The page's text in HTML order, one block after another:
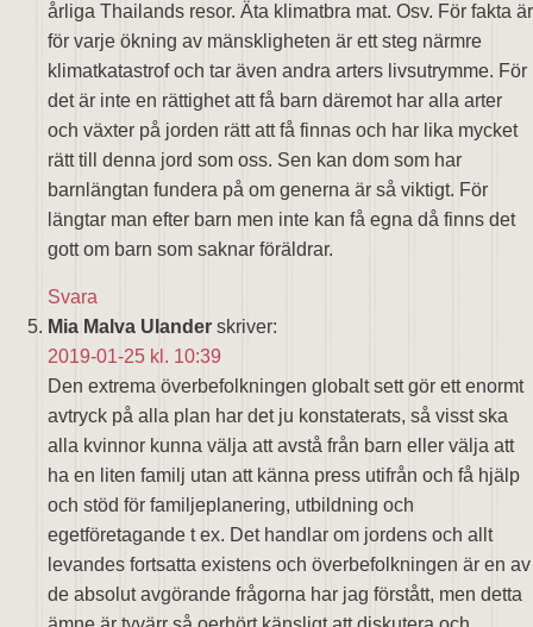
årliga Thailands resor. Äta klimatbra mat. Osv. För fakta är
för varje ökning av mänskligheten är ett steg närmre
klimatkatastrof och tar även andra arters livsutrymme. För
det är inte en rättighet att få barn däremot har alla arter
och växter på jorden rätt att få finnas och har lika mycket
rätt till denna jord som oss. Sen kan dom som har
barnlängtan fundera på om generna är så viktigt. För
längtar man efter barn men inte kan få egna då finns det
gott om barn som saknar föräldrar.
Svara
Mia Malva Ulander skriver:
2019-01-25 kl. 10:39
Den extrema överbefolkningen globalt sett gör ett enormt
avtryck på alla plan har det ju konstaterats, så visst ska
alla kvinnor kunna välja att avstå från barn eller välja att
ha en liten familj utan att känna press utifrån och få hjälp
och stöd för familjeplanering, utbildning och
egetföretagande t ex. Det handlar om jordens och allt
levandes fortsatta existens och överbefolkningen är en av
de absolut avgörande frågorna har jag förstått, men detta